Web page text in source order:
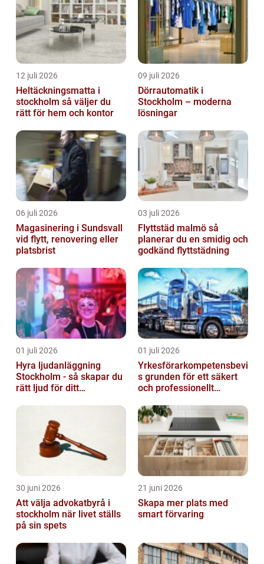
12 juli 2026
Heltäckningsmatta i
stockholm så väljer du
rätt för hem och kontor
09 juli 2026
Dörrautomatik i
Stockholm – moderna
lösningar
06 juli 2026
Magasinering i Sundsvall
vid flytt, renovering eller
platsbrist
03 juli 2026
Flyttstäd malmö så
planerar du en smidig och
godkänd flyttstädning
01 juli 2026
Hyra ljudanläggning
Stockholm - så skapar du
rätt ljud för ditt
01 juli 2026
Yrkesförarkompetensbevi
s grunden för ett säkert
och professionellt
30 juni 2026
Att välja advokatbyrå i
stockholm när livet ställs
på sin spets
21 juni 2026
Skapa mer plats med
smart förvaring